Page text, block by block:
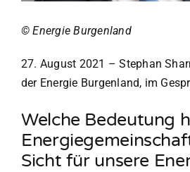
© Energie Burgenland
27. August 2021 – Stephan
der Energie Burgenland, im
Welche Bedeutung
Sicht für unsere